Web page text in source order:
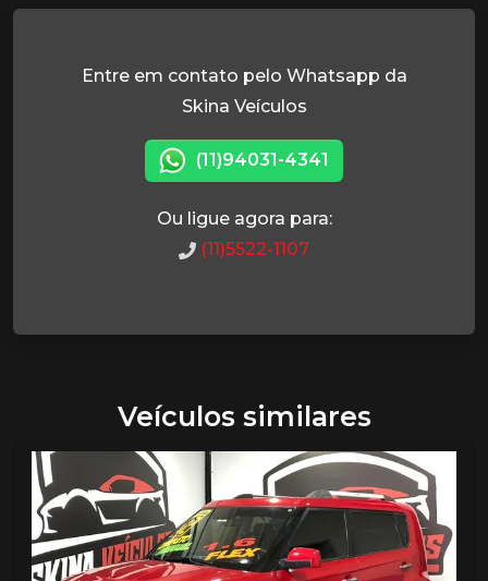
Entre em contato pelo Whatsapp da
Skina Veículos
(11)94031-4341
Ou ligue agora para:
(11)5522-1107
Veículos similares